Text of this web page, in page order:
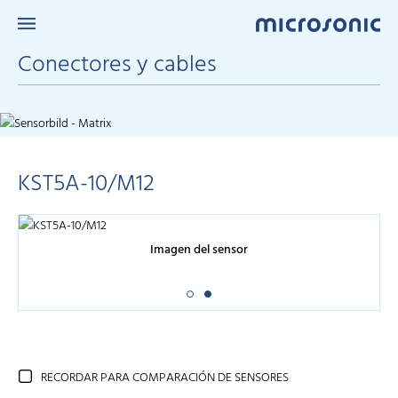
Conectores y cables
KST5A-10/M12
Imagen del sensor
RECORDAR PARA COMPARACIÓN DE SENSORES